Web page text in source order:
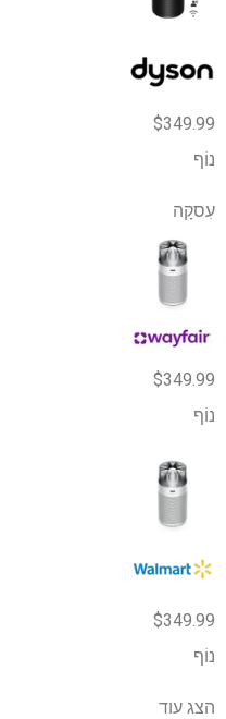
$349.99
נוֹף
עִסקָה
$349.99
נוֹף
$349.99
נוֹף
הצג עוד